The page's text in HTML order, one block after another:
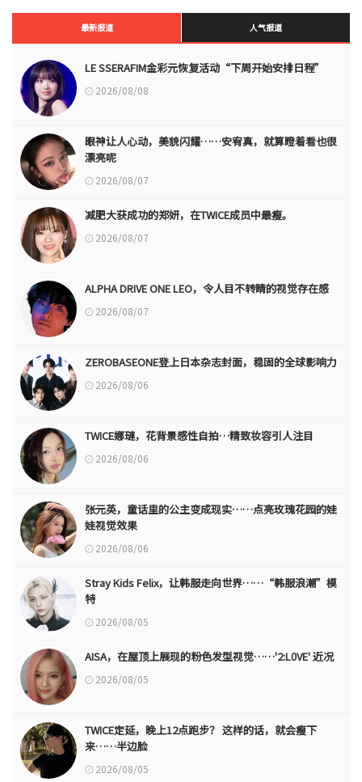
最新报道 人气报道
LE SSERAFIM金彩元恢复活动“下周开始安排日程”
2026/08/08
眼神让人心动，美貌闪耀……安宥真，就算瞪着看也很
漂亮呢
2026/08/07
减肥大获成功的郑妍，在TWICE成员中最瘦。
2026/08/07
ALPHA DRIVE ONE LEO，令人目不转睛的视觉存在感
2026/08/07
ZEROBASEONE登上日本杂志封面，稳固的全球影响力
2026/08/06
TWICE娜璉，花背景感性自拍…精致妆容引人注目
2026/08/06
张元英，童话里的公主变成现实……点亮玫瑰花园的娃
娃视觉效果
2026/08/06
Stray Kids Felix，让韩服走向世界……“韩服浪潮”模
特
2026/08/05
AISA，在屋顶上展现的粉色发型视觉……'2:L0VE' 近况
2026/08/05
TWICE定延，晚上12点跑步？ 这样的话，就会瘦下
来……半边脸
2026/08/05